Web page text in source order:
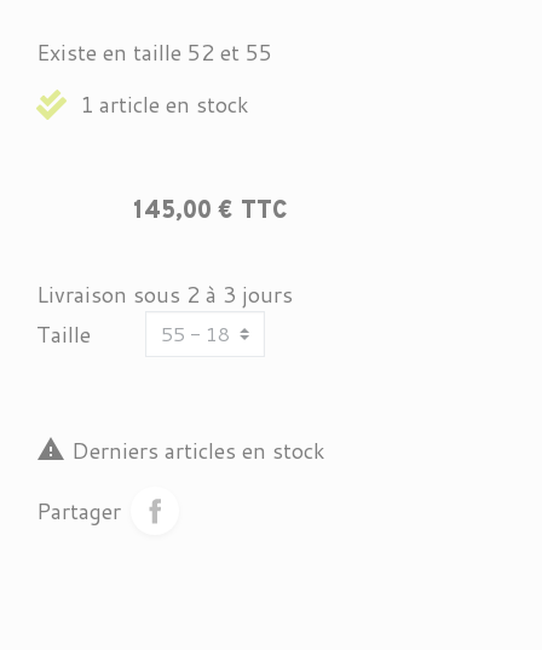
Existe en taille 52 et 55
1 article en stock
145,00 € TTC
Livraison sous 2 à 3 jours
Taille
 Derniers articles en stock
Partager